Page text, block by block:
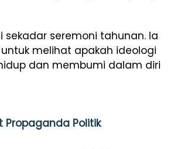
sekadar seremoni tahunan. Ia
melihat apakah ideologi
dan membumi dalam diri
Propaganda Politik